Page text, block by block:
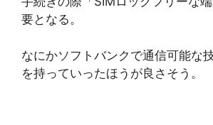
要となる。
なにかソフトバンクで通信可能な
を持っていったほうが良さそう。